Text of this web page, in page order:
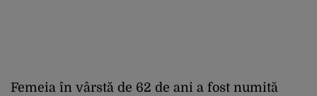
Femeia în vârstă de 62 de ani a fost numită